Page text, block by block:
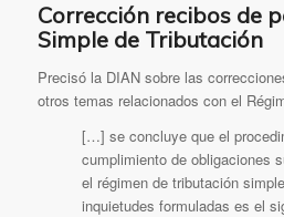
Corrección recibos de
Simple de Tributación
Precisó la DIAN sobre las
otros temas relacionados con el
[…] se concluye que el
cumplimiento de obligaciones
el régimen de tributación
inquietudes formuladas es el